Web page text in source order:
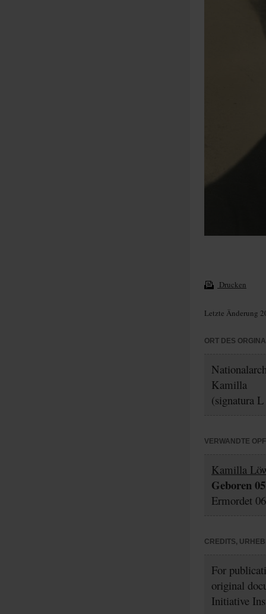
Drucken
Letzte Änderung
ORT DES
Kamilla
(signatura
VERWANDTE
Kamilla
Geboren
Ermordet
CREDITS,
For
original
Initiative